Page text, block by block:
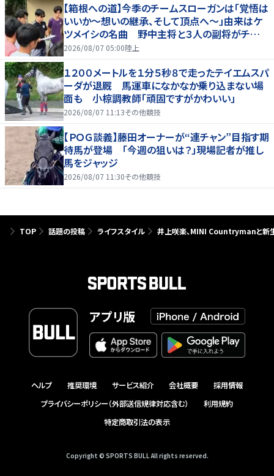
【箱根への道】今季のチームスローガンは「覚悟は
いいか～想いの継承、そして頂点へ～」由来はケ
ツメイシの名曲 野中主将と３人の副将がチーム
を引っ張る…夏合宿特集第１弾、国学院大
2026/08/07 05:00陸上
１２００メートルを１分５秒８で走ったテイエムスパ
ーダが退厩 馬運車になかなか乗り込まない場
面も 小椋調教師「頑固ですがかわいい」
2026/08/07 11:13その他競技
【ＰＯＧ談義】藤田オーナーが“連チャン”目指す期
待馬が登場 「今週の狙いは？」現場記者が推し
馬をジャッジ
2026/08/07 11:30その他競技
TOP 話題の投稿 ライフスタイル 井上咲楽、MINI Countrymanと
アプリ版
ヘルプ 推奨環境 サービス紹介 会社概要
採用情報
プライバシーポリシー（外部送信規律対応含む）
利用規約
特定商取引法の表示
Copyright © SPORTS BULL All rights reserved.